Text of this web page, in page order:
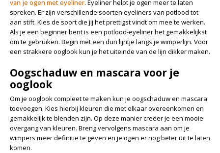
van je ogen met eyeliner. Eyeliner helpt je ogen meer te laten
spreken. Er zijn verschillende soorten eyeliners van potlood tot
aan stift. Kies de soort die jij het prettigst vindt om mee te werken.
Als je een beginner bent is een potlood-eyeliner het gemakkelijkst
om te gebruiken. Begin met een dun lijntje langs je wimperlijn. Voor
een strakkere ooglook kun je het uiteinde van de lijn dikker maken.
Oogschaduw en mascara voor je
ooglook
Om je ooglook compleet te maken kun je oogschaduw en mascara
toevoegen. Kies hierbij kleuren die met elkaar overeenkomen en
gemakkelijk te blenden zijn. Op deze manier creëer je een mooie
overgang van kleuren. Breng vervolgens mascara aan om je
wimpers meer definitie te geven en je ogen er nog beter uit te laten
komen.